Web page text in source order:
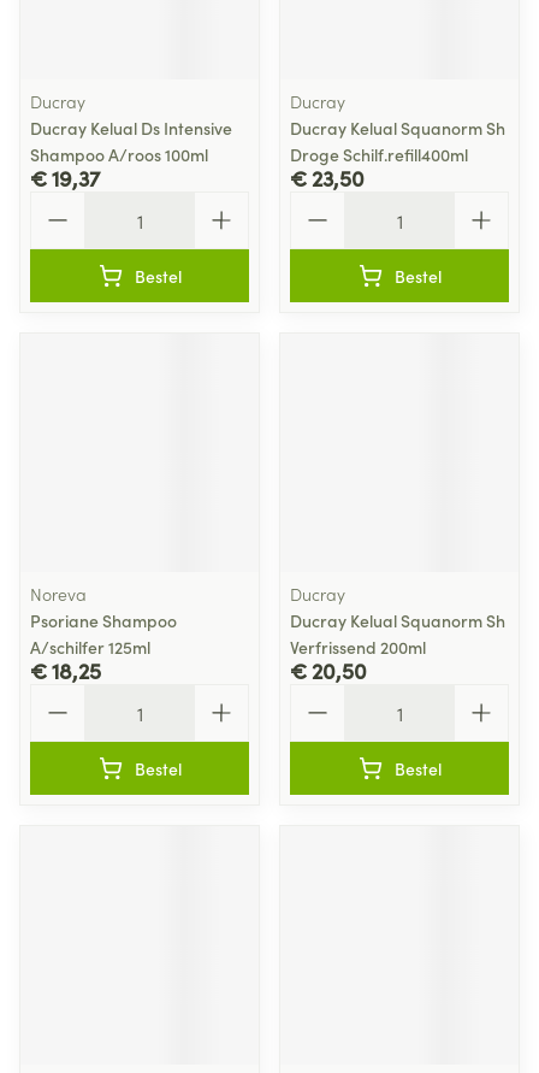
Ducray
Ducray Kelual Ds Intensive
Shampoo A/roos 100ml
€ 19,37
Bestel
Ducray
Ducray Kelual Squanorm Sh
Droge Schilf.refill400ml
€ 23,50
Bestel
Noreva
Psoriane Shampoo
A/schilfer 125ml
€ 18,25
Bestel
Ducray
Ducray Kelual Squanorm Sh
Verfrissend 200ml
€ 20,50
Bestel